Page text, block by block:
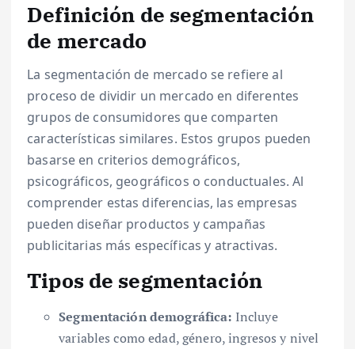
Definición de segmentación
de mercado
La segmentación de mercado se refiere al
proceso de dividir un mercado en diferentes
grupos de consumidores que comparten
características similares. Estos grupos pueden
basarse en criterios demográficos,
psicográficos, geográficos o conductuales. Al
comprender estas diferencias, las empresas
pueden diseñar productos y campañas
publicitarias más específicas y atractivas.
Tipos de segmentación
Segmentación demográfica: Incluye
variables como edad, género, ingresos y nivel